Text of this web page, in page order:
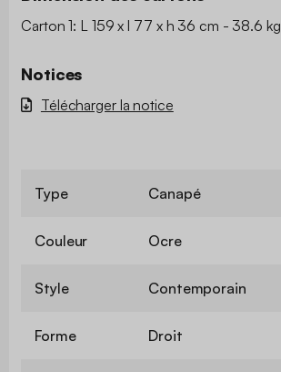
Carton 1: L 159 x l 77 x h 36 cm - 38.6 kg
Notices
Télécharger la notice
Type Canapé
Couleur Ocre
Style Contemporain
Forme Droit